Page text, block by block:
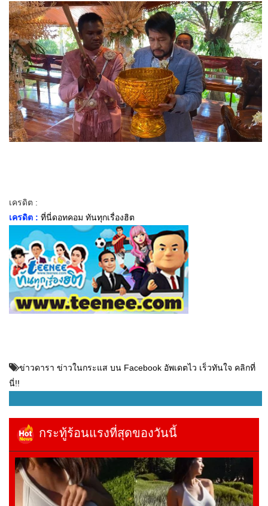
เครดิต :
เครดิต : ที่นี่ดอทคอม ทันทุกเรื่องฮิต
ข่าวดารา ข่าวในกระแส บน Facebook อัพเดตไว เร็วทันใจ คลิกที่
นี่!!
กระทู้ร้อนแรงที่สุดของวันนี้